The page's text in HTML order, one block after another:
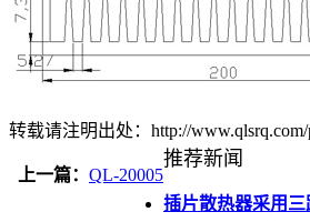
转载请注明出处：http://www.qlsrq.com/
上一篇： QL-20005
推荐新闻
插片散热器采用